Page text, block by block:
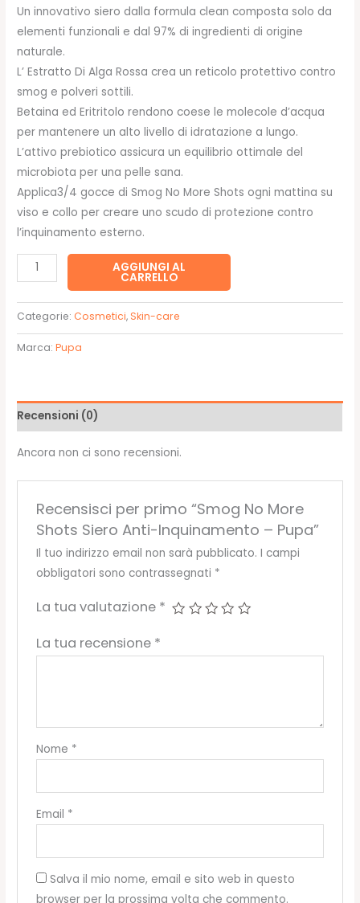
prezzo
originale
era:
22,00€.
prezzo
attuale
è:
18,90€.
Un innovativo siero dalla formula clean composta solo da
elementi funzionali e dal 97% di ingredienti di origine
naturale.
L’ Estratto Di Alga Rossa crea un reticolo protettivo contro
smog e polveri sottili.
Betaina ed Eritritolo rendono coese le molecole d’acqua
per mantenere un alto livello di idratazione a lungo.
L’attivo prebiotico assicura un equilibrio ottimale del
microbiota per una pelle sana.
Applica3/4 gocce di Smog No More Shots ogni mattina su
viso e collo per creare uno scudo di protezione contro
l’inquinamento esterno.
Smog
No
More
Shots
Siero
-
Pupa
AGGIUNGI AL
CARRELLO
Categorie:Cosmetici,Skin-care
Marca:Pupa
Recensioni (0)
Ancora non ci sono recensioni.
Recensisci per primo “Smog No More
Shots Siero Anti-Inquinamento – Pupa”
Il tuo indirizzo email non sarà pubblicato. I campi
obbligatori sono contrassegnati *
La tua valutazione *
La tua recensione *
Nome *
Email *
Salva il mio nome, email e sito web in questo
browser per la prossima volta che commento.